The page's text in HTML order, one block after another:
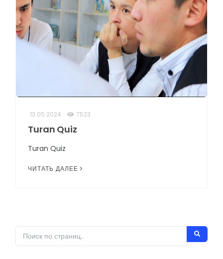
13.05.2024 7523
Turan Quiz
Turan Quiz
ЧИТАТЬ ДАЛЕЕ